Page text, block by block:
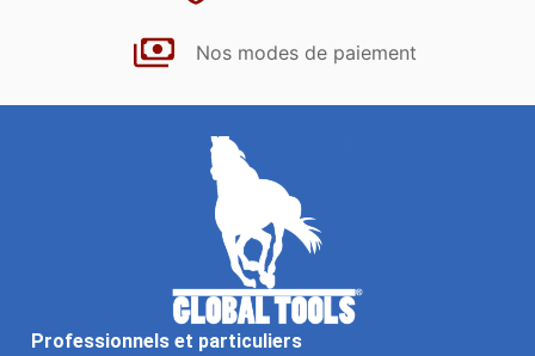
Nos modes de paiement
Professionnels et particuliers